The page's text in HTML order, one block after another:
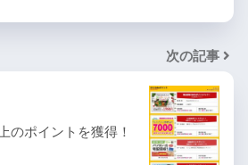
次の記事
のポイントを獲得！